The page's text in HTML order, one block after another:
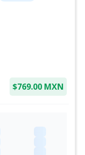
$769.00 MXN